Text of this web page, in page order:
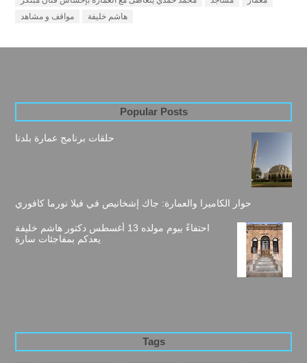
مواقف و مشاهد
هاشم خليفة
Popular Posts
حلقات برنامج عمارة بلدنا
حوار الكاميرا والعمارة: جاك إشخانيص في فيلا نورما كافوري
احتفاءً بيوم مولده 13 أغسطس دكتور هاشم خليفة
يعدكم بمفاجئات سارة
Tags